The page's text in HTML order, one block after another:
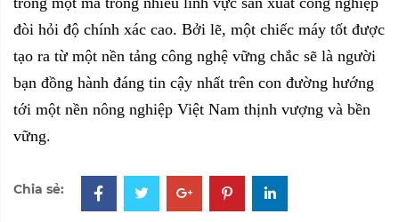
đòi hỏi độ chính xác cao. Bởi lẽ, một chiếc máy tốt được
tạo ra từ một nền tảng công nghệ vững chắc sẽ là người
bạn đồng hành đáng tin cậy nhất trên con đường hướng
tới một nền nông nghiệp Việt Nam thịnh vượng và bền
vững.
Chia sẻ: